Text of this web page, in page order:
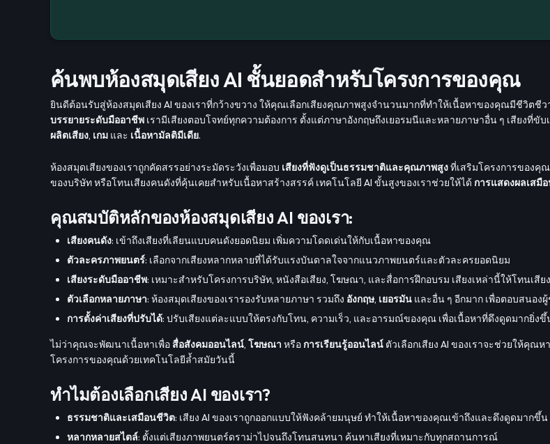
ค้นพบห้องสมุดเสียง AI ชั้นยอดสำหรับโครงการของคุณ
ยินดีต้อนรับสู่ห้องสมุดเสียง AI ของเราที่กว้างขวาง ให้คุณเลือกเสียงคุณภาพสูงจำนวนมากที่ทำให้เนื้อหาของคุณมีชีวิตชี
บรรยายระดับมืออาชีพ เรามีเสียงตอบโจทย์ทุกความต้องการ ตั้งแต่ภาษาอังกฤษถึงเยอรมนีและหลายภาษาอื่น ๆ เสียงที่ขั
ผลิตเสียง, เกม และ เนื้อหามัลติมีเดีย.
ห้องสมุดเสียงของเราถูกคัดสรรอย่างระมัดระวังเพื่อมอบ เสียงที่ฟังดูเป็นธรรมชาติและคุณภาพสูงที่เสริมโครงการของคุ
ของบริษัท หรือโทนเสียงคนดังที่คุ้นเคยสำหรับเนื้อหาสร้างสรรค์ เทคโนโลยี AI ขั้นสูงของเราช่วยให้ได้ การแสดงผลเสมื
คุณสมบัติหลักของห้องสมุดเสียง AI ของเรา:
เสียงคนดัง: เข้าถึงเสียงที่เลียนแบบคนดังยอดนิยม เพิ่มความโดดเด่นให้กับเนื้อหาของคุณ
ตัวละครภาพยนตร์: เลือกจากเสียงหลากหลายที่ได้รับแรงบันดาลใจจากแนวภาพยนตร์และตัวละครยอดนิยม
เสียงระดับมืออาชีพ: เหมาะสำหรับโครงการบริษัท, หนังสือเสียง, โฆษณา, และสื่อการฝึกอบรม เสียงเหล่านี้ให้โทนเสี
ตัวเลือกหลายภาษา: ห้องสมุดเสียงของเรารองรับหลายภาษา รวมถึง อังกฤษ, เยอรมัน และอื่น ๆ อีกมาก เพื่อตอบสนอง
การตั้งค่าเสียงที่ปรับได้: ปรับเสียงแต่ละแบบให้ตรงกับโทน, ความเร็ว, และอารมณ์ของคุณ เพื่อเนื้อหาที่ดึงดูดมากยิ่งขึ้
ไม่ว่าคุณจะพัฒนาเนื้อหาเพื่อ สื่อสังคมออนไลน์, โฆษณา หรือ การเรียนรู้ออนไลน์ ตัวเลือกเสียง AI ของเราจะช่วยให้คุณ
โครงการของคุณด้วยเทคโนโลยีล้ำสมัยวันนี้
ทำไมต้องเลือกเสียง AI ของเรา?
ธรรมชาติและเสมือนชีวิต: เสียง AI ของเราถูกออกแบบให้ฟังคล้ายมนุษย์ ทำให้เนื้อหาของคุณเข้าถึงและดึงดูดมากขึ้น
หลากหลายสไตล์: ตั้งแต่เสียงภาพยนตร์ดราม่าไปจนถึงโทนสนทนา ค้นหาเสียงที่เหมาะกับทุกสถานการณ์